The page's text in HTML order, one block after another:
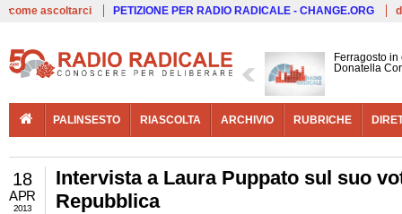
come ascoltarci PETIZIONE PER RADIO RADICALE - CHANGE.ORG
Ferragosto
Donatella
PALINSESTO RIASCOLTA ARCHIVIO RUBRICHE
18
APR
2013
Intervista a Laura Puppato sul suo
Repubblica